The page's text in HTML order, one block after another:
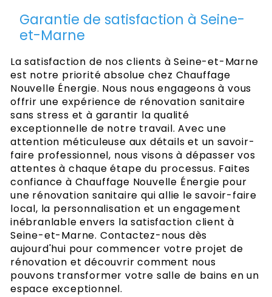
Garantie de satisfaction à Seine-
et-Marne
La satisfaction de nos clients à Seine-et-Marne
est notre priorité absolue chez Chauffage
Nouvelle Énergie. Nous nous engageons à vous
offrir une expérience de rénovation sanitaire
sans stress et à garantir la qualité
exceptionnelle de notre travail. Avec une
attention méticuleuse aux détails et un savoir-
faire professionnel, nous visons à dépasser vos
attentes à chaque étape du processus. Faites
confiance à Chauffage Nouvelle Énergie pour
une rénovation sanitaire qui allie le savoir-faire
local, la personnalisation et un engagement
inébranlable envers la satisfaction client à
Seine-et-Marne. Contactez-nous dès
aujourd'hui pour commencer votre projet de
rénovation et découvrir comment nous
pouvons transformer votre salle de bains en un
espace exceptionnel.